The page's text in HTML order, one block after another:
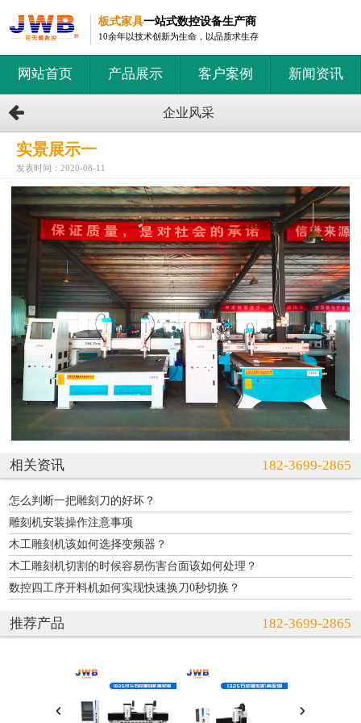
板式家具一站式数控设备生产商
10余年以技术创新为生命，以品质求生存
网站首页 产品展示 客户案例 新闻资讯
企业风采
实景展示一
发表时间：2020-08-11
相关资讯 182-3699-2865
怎么判断一把雕刻刀的好坏？
雕刻机安装操作注意事项
木工雕刻机该如何选择变频器？
木工雕刻机切割的时候容易伤害台面该如何处理？
数控四工序开料机如何实现快速换刀0秒切换？
推荐产品 182-3699-2865